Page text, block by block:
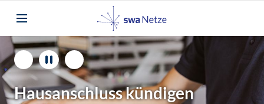
Hausanschluss kündigen